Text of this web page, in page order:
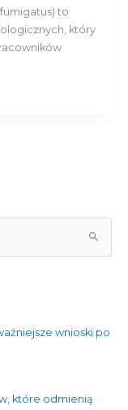
to
który
wnioski po
które odmienią